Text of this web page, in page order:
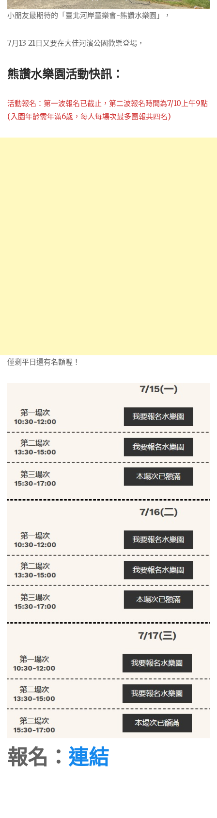
小朋友最期待的「臺北河岸童樂會-熊讚水樂園」，
7月13-21日又要在大佳河濱公園歡樂登場，
熊讚水樂園活動快訊​​：
​活動報名：第一波報名已截止，第二波報名時間為7/10上午9點
(入園年齡需年滿6歲，每人每場次最多團報共四名)
僅剩平日還有名額喔！
報名： 連結